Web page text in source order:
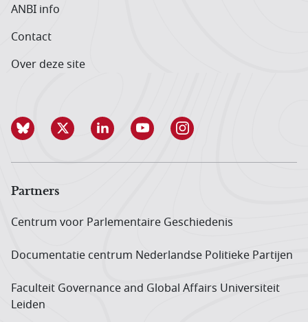
ANBI info
Contact
Over deze site
Partners
Centrum voor Parlementaire Geschiedenis
Documentatie centrum Neder­landse Politieke Partijen
Faculteit Governance and Global Affairs Universiteit
Leiden